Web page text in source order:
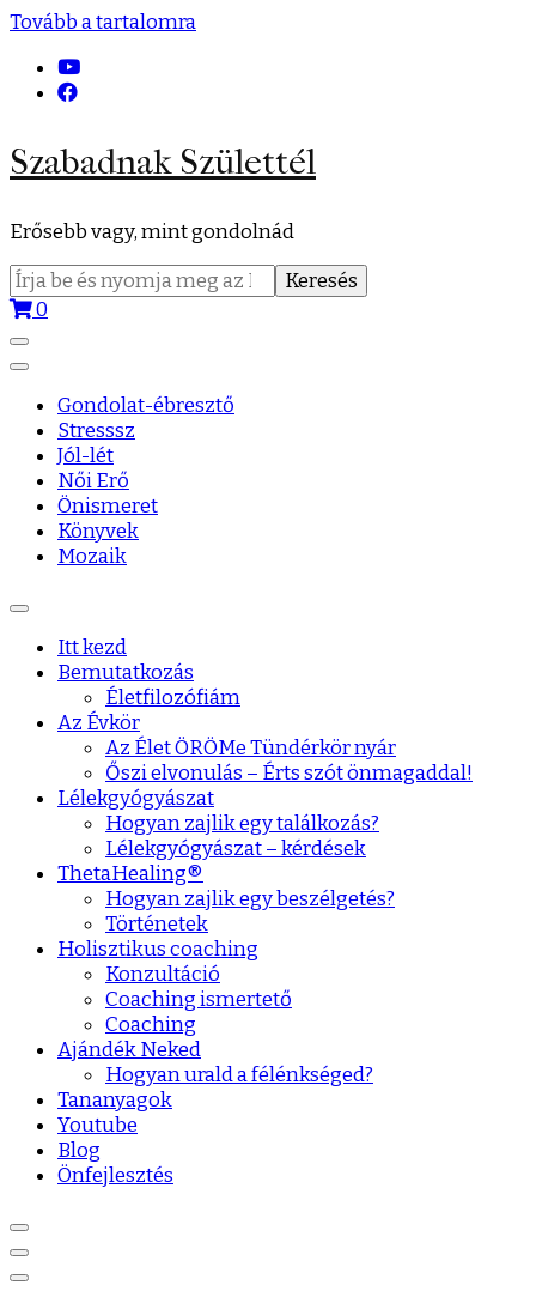
Tovább a tartalomra
Szabadnak Születtél
Erősebb vagy, mint gondolnád
Keresés:
0
Gondolat-ébresztő
Stresssz
Jól-lét
Női Erő
Önismeret
Könyvek
Mozaik
Itt kezd
Bemutatkozás
Életfilozófiám
Az Évkör
Az Élet ÖRÖMe Tündérkör nyár
Őszi elvonulás – Érts szót önmagaddal!
Lélekgyógyászat
Hogyan zajlik egy találkozás?
Lélekgyógyászat – kérdések
ThetaHealing®
Hogyan zajlik egy beszélgetés?
Történetek
Holisztikus coaching
Konzultáció
Coaching ismertető
Coaching
Ajándék Neked
Hogyan urald a félénkséged?
Tananyagok
Youtube
Blog
Önfejlesztés